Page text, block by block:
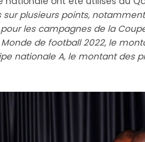
sur plusieurs points,
les campagnes de la
de football 2022, le
nationale A, le montant des